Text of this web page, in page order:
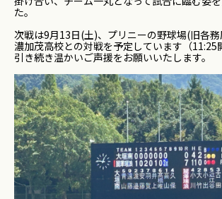
た。
次戦は9月13日(土)、プリニーの野球場(旧各
濃加茂高校との対戦を予定しています（11:25
引き続き温かいご声援をお願いいたします。